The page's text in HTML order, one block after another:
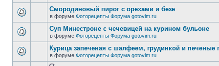
Смородиновый пирог с орехами и безе
в форуме Фоторецепты Форума gotovim.ru
Суп Минестроне с чечевицей на курином бульоне
в форуме Фоторецепты Форума gotovim.ru
Курица запеченая с шалфеем, грудинкой и
в форуме Фоторецепты Форума gotovim.ru